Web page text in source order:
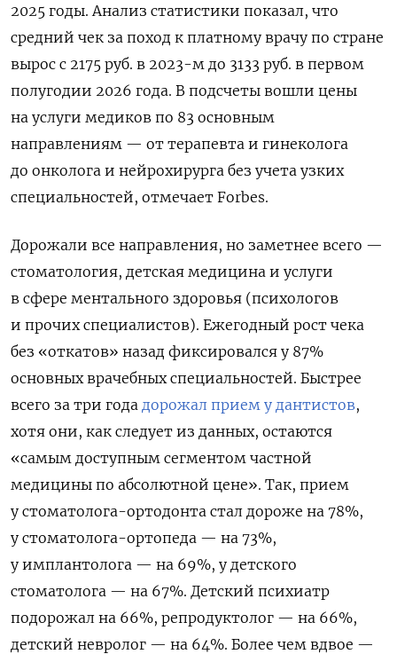
2025 годы. Анализ статистики показал, что
средний чек за поход к платному врачу по стране
вырос с 2175 руб. в 2023-м до 3133 руб. в первом
полугодии 2026 года. В подсчеты вошли цены
на услуги медиков по 83 основным
направлениям — от терапевта и гинеколога
до онколога и нейрохирурга без учета узких
специальностей, отмечает Forbes.
Дорожали все направления, но заметнее всего —
стоматология, детская медицина и услуги
в сфере ментального здоровья (психологов
и прочих специалистов). Ежегодный рост чека
без «откатов» назад фиксировался у 87%
основных врачебных специальностей. Быстрее
всего за три года дорожал прием у дантистов,
хотя они, как следует из данных, остаются
«самым доступным сегментом частной
медицины по абсолютной цене». Так, прием
у стоматолога-ортодонта стал дороже на 78%,
у стоматолога-ортопеда — на 73%,
у имплантолога — на 69%, у детского
стоматолога — на 67%. Детский психиатр
подорожал на 66%, репродуктолог — на 66%,
детский невролог — на 64%. Более чем вдвое —